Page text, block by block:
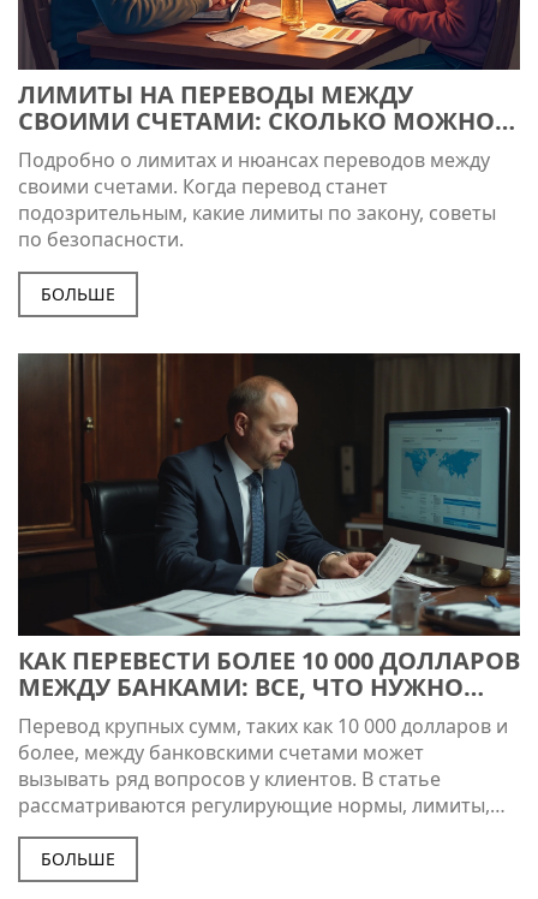
ЛИМИТЫ НА ПЕРЕВОДЫ МЕЖДУ
СВОИМИ СЧЕТАМИ: СКОЛЬКО МОЖНО
ПЕРЕВОДИТЬ БЕЗ ПРОБЛЕМ
Подробно о лимитах и нюансах переводов между
своими счетами. Когда перевод станет
подозрительным, какие лимиты по закону, советы
по безопасности.
БОЛЬШЕ
КАК ПЕРЕВЕСТИ БОЛЕЕ 10 000 ДОЛЛАРОВ
МЕЖДУ БАНКАМИ: ВСЕ, ЧТО НУЖНО
ЗНАТЬ
Перевод крупных сумм, таких как 10 000 долларов и
более, между банковскими счетами может
вызывать ряд вопросов у клиентов. В статье
рассматриваются регулирующие нормы, лимиты,
возможные комиссии и необходимые документы
для успешного перевода такой суммы. Также
обсуждаются особенности международных
БОЛЬШЕ